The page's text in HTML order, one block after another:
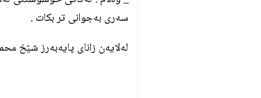
سه‌ری به‌جوانی تر بكات .
له‌لایه‌ن زانای پایه‌به‌رز شێخ